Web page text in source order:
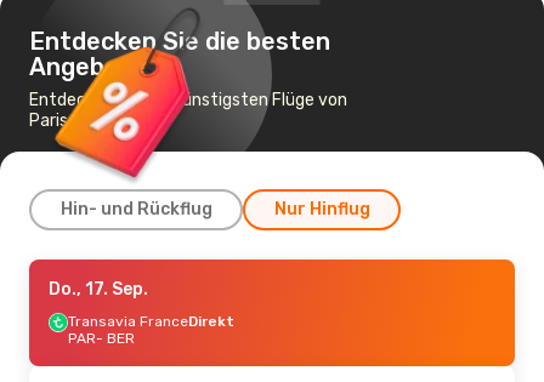
Entdecken Sie die besten
Angebote
Entdecken Sie die günstigsten Flüge von
Paris nach Berlin
Hin- und Rückflug Nur Hinflug
Do., 3. Sep.- So., 6. Sep.
Transavia FranceDirekt
PAR- BER
BER- PAR
Do., 17. Sep.
Transavia FranceDirekt
PAR- BER